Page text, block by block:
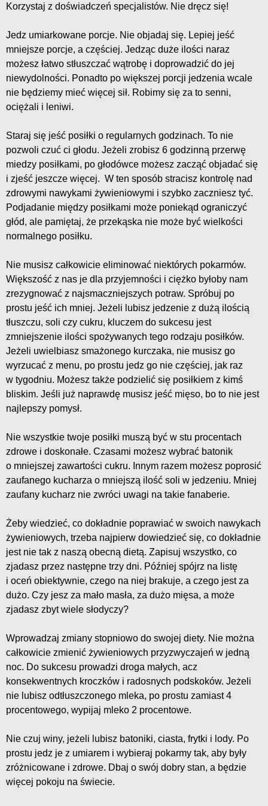
Korzystaj z doświadczeń specjalistów. Nie dręcz się!
Jedz umiarkowane porcje. Nie objadaj się. Lepiej jeść
mniejsze porcje, a częściej. Jedząc duże ilości naraz
możesz łatwo stłuszczać wątrobę i doprowadzić do jej
niewydolności. Ponadto po większej porcji jedzenia wcale
nie będziemy mieć więcej sił. Robimy się za to senni,
ociężali i leniwi.
Staraj się jeść posiłki o regularnych godzinach. To nie
pozwoli czuć ci głodu. Jeżeli zrobisz 6 godzinną przerwę
miedzy posiłkami, po głodówce możesz zacząć objadać się
i zjeść jeszcze więcej. W ten sposób stracisz kontrolę nad
zdrowymi nawykami żywieniowymi i szybko zaczniesz tyć.
Podjadanie między posiłkami może poniekąd ograniczyć
głód, ale pamiętaj, że przekąska nie może być wielkości
normalnego posiłku.
Nie musisz całkowicie eliminować niektórych pokarmów.
Większość z nas je dla przyjemności i ciężko byłoby nam
zrezygnować z najsmaczniejszych potraw. Spróbuj po
prostu jeść ich mniej. Jeżeli lubisz jedzenie z dużą ilością
tłuszczu, soli czy cukru, kluczem do sukcesu jest
zmniejszenie ilości spożywanych tego rodzaju posiłków.
Jeżeli uwielbiasz smażonego kurczaka, nie musisz go
wyrzucać z menu, po prostu jedz go nie częściej, jak raz
w tygodniu. Możesz także podzielić się posiłkiem z kimś
bliskim. Jeśli już naprawdę musisz jeść mięso, bo to nie jest
najlepszy pomysł.
Nie wszystkie twoje posiłki muszą być w stu procentach
zdrowe i doskonałe. Czasami możesz wybrać batonik
o mniejszej zawartości cukru. Innym razem możesz poprosić
zaufanego kucharza o mniejszą ilość soli w jedzeniu. Mniej
zaufany kucharz nie zwróci uwagi na takie fanaberie.
Żeby wiedzieć, co dokładnie poprawiać w swoich nawykach
żywieniowych, trzeba najpierw dowiedzieć się, co dokładnie
jest nie tak z naszą obecną dietą. Zapisuj wszystko, co
zjadasz przez następne trzy dni. Później spójrz na listę
i oceń obiektywnie, czego na niej brakuje, a czego jest za
dużo. Czy jesz za mało masła, za dużo mięsa, a może
zjadasz zbyt wiele słodyczy?
Wprowadzaj zmiany stopniowo do swojej diety. Nie można
całkowicie zmienić żywieniowych przyzwyczajeń w jedną
noc. Do sukcesu prowadzi droga małych, acz
konsekwentnych kroczków i radosnych podskoków. Jeżeli
nie lubisz odtłuszczonego mleka, po prostu zamiast 4
procentowego, wypijaj mleko 2 procentowe.
Nie czuj winy, jeżeli lubisz batoniki, ciasta, frytki i lody. Po
prostu jedz je z umiarem i wybieraj pokarmy tak, aby były
zróżnicowane i zdrowe. Dbaj o swój dobry stan, a będzie
więcej pokoju na świecie.